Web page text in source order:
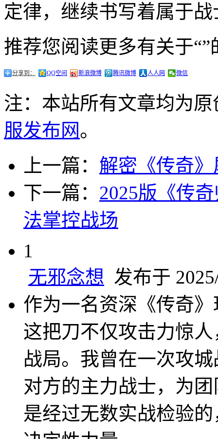
定律，继续书写着属于
推荐您阅读更多有关于“”
分享到： QQ空间 新浪微博 腾讯微博 人人网 微信
注：本站所有文章均为
服发布网。
上一篇： 解密《传奇
下一篇： 2025版《传
法掌控战场
1
无邪念想 发布于
作为一名资深《传奇
这把刀不仅攻击力惊
战局。我曾在一次攻
对方的主力战士，为
是经过无数实战检验